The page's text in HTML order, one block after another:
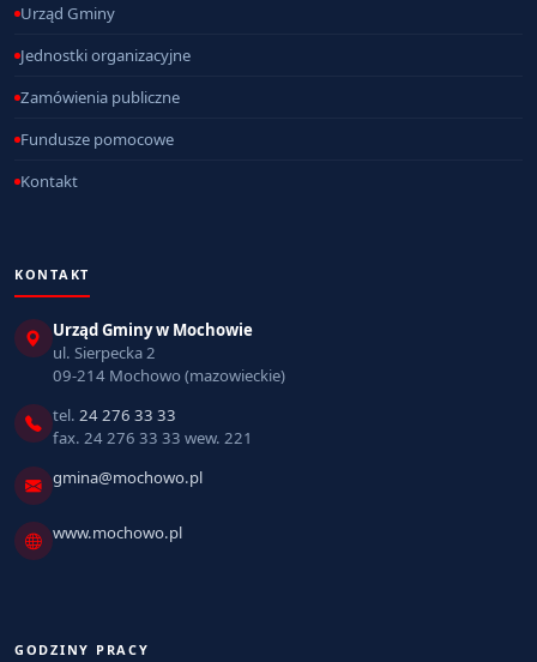
Urząd Gminy
Jednostki organizacyjne
Zamówienia publiczne
Fundusze pomocowe
Kontakt
KONTAKT
Urząd Gminy w Mochowie
ul. Sierpecka 2
09-214 Mochowo (mazowieckie)
tel. 24 276 33 33
fax. 24 276 33 33 wew. 221
gmina@mochowo.pl
www.mochowo.pl
GODZINY PRACY